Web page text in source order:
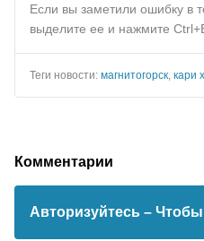
Если вы заметили ошибку в
выделите ее и нажмите
Теги новости: магнитогорск кари
Комментарии
Авторизуйтесь – Чтобы